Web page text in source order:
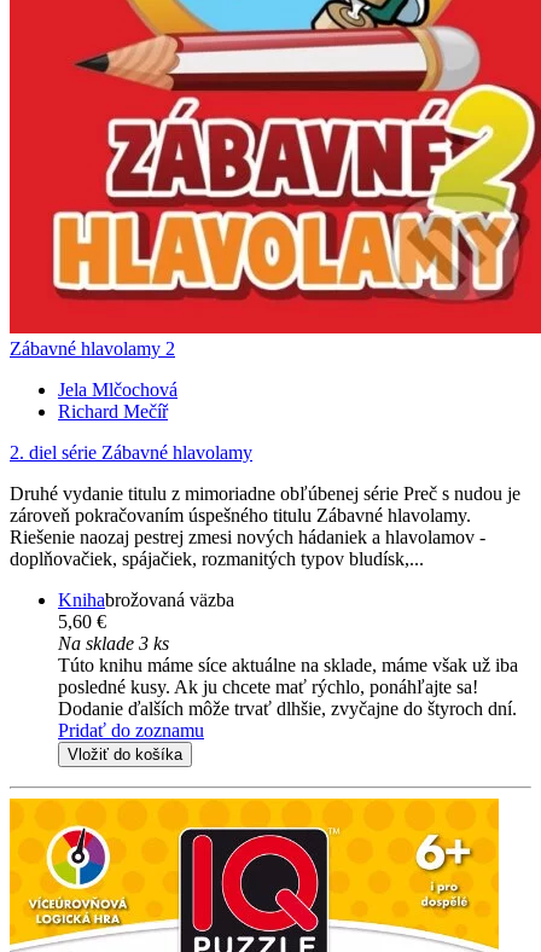
Zábavné hlavolamy 2
Jela Mlčochová
Richard Mečíř
2. diel série Zábavné hlavolamy
Druhé vydanie titulu z mimoriadne obľúbenej série Preč s nudou je
zároveň pokračovaním úspešného titulu Zábavné hlavolamy.
Riešenie naozaj pestrej zmesi nových hádaniek a hlavolamov -
doplňovačiek, spájačiek, rozmanitých typov bludísk,...
Knihabrožovaná väzba
5,60 €
Na sklade 3 ks
Túto knihu máme síce aktuálne na sklade, máme však už iba
posledné kusy. Ak ju chcete mať rýchlo, ponáhľajte sa!
Dodanie ďalších môže trvať dlhšie, zvyčajne do štyroch dní.
Pridať do zoznamu
Vložiť do košíka